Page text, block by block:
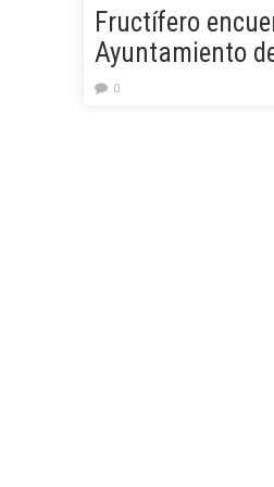
Fructífero
Ayuntamiento
Consejería de
0